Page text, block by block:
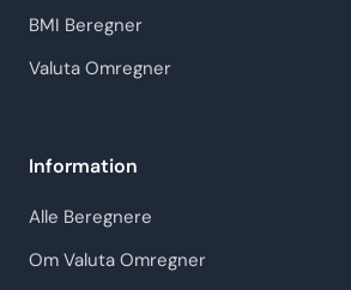
BMI Beregner
Valuta Omregner
Information
Alle Beregnere
Om Valuta Omregner